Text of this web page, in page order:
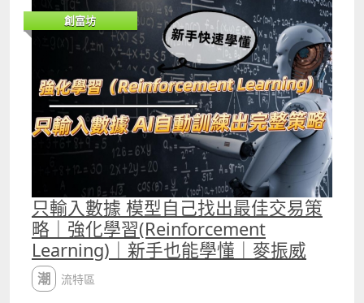
estimator預測跌穿FVG後股價反彈的概率，只有概率足夠高
才入市，能提高使用ICT策略的勝算。
_____________________________________________________________
__________________________ Patreon 會員可選策略可自行
backtest及autotrade 1 ICT策略改良版_美期版本 YouTube
介紹影片
httpswww.youtube.comwatchv=_k16D3moiugamp;t=5s
Backtest Report
httpswww.tradingview.comscriptNJDkHQ5oICT%E7%AD
%96%E7%95%A5%E6%94%B9%E8%89%AF%E7%89%88
2%E7%BE%8E%E6%9C%9F%E7%89%8810 2 ICT 策略改
良版_美股及ETF版本 YouTube介紹影片
httpsyoutu.be4YzpHdt73NEsi=UV7Pzztp1Ii_rfG Backtest
Report
httpswww.tradingview.comscriptK3wgWwILICT%E7%A
D%96%E7%95%A5%E6%94%B9%E8%89%AF%E7%89%8
82%E7%BE%8E%E8%82%A1%E5%8F%8AETF%E7%89%8
創富坊
只輸入數據 模型自己找出最佳交易策
略｜強化學習(Reinforcement
Learning)｜新手也能學懂｜麥振威
潮流特區